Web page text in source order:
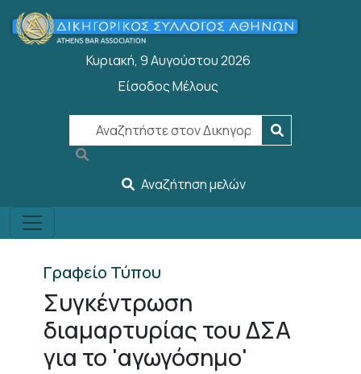
Παράκαμψη προς το κυρίως περιεχόμενο
Κυριακή, 9 Αυγούστου 2026
User account menu
Είσοδος Μέλους
Αναζήτηση μελών
Γραφείο Τύπου
Συγκέντρωση
διαμαρτυρίας του ΔΣΑ
για το 'αγωγόσημο'